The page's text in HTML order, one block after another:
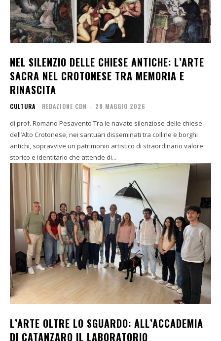
NEL SILENZIO DELLE CHIESE ANTICHE: L’ARTE
SACRA NEL CROTONESE TRA MEMORIA E
RINASCITA
CULTURA REDAZIONE CDN - 28 MAGGIO 2026
di prof. Romano Pesavento Tra le navate silenziose delle chiese
dell’Alto Crotonese, nei santuari disseminati tra colline e borghi
antichi, sopravvive un patrimonio artistico di straordinario valore
storico e identitario che attende di...
L’ARTE OLTRE LO SGUARDO: ALL’ACCADEMIA
DI CATANZARO IL LABORATORIO